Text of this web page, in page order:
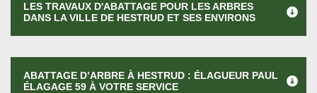
LES TRAVAUX D'ABATTAGE POUR LES ARBRES
DANS LA VILLE DE HESTRUD ET SES ENVIRONS
ABATTAGE D’ARBRE À HESTRUD : ÉLAGUEUR PAUL
ÉLAGAGE 59 À VOTRE SERVICE